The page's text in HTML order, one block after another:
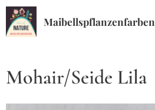
Maibellspflanzenfarben
Mohair/Seide Lila